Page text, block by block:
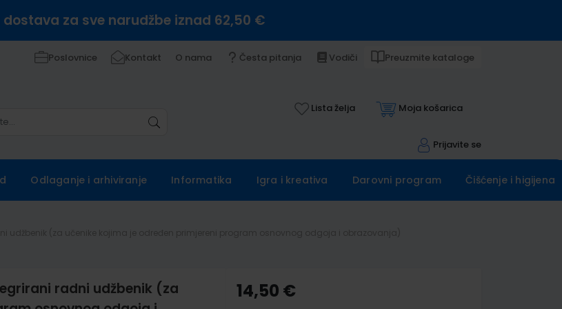
za sve narudžbe iznad 62,50 €
Poslovnice Kontakt O nama Česta pitanja Vodiči Preuzmite kataloge
Lista želja Moja košarica
Prijavite se
Odlaganje i arhiviranje Informatika Igra i kreativa Darovni program Čišćenje i higijena
radni udžbenik (za
14,50 €